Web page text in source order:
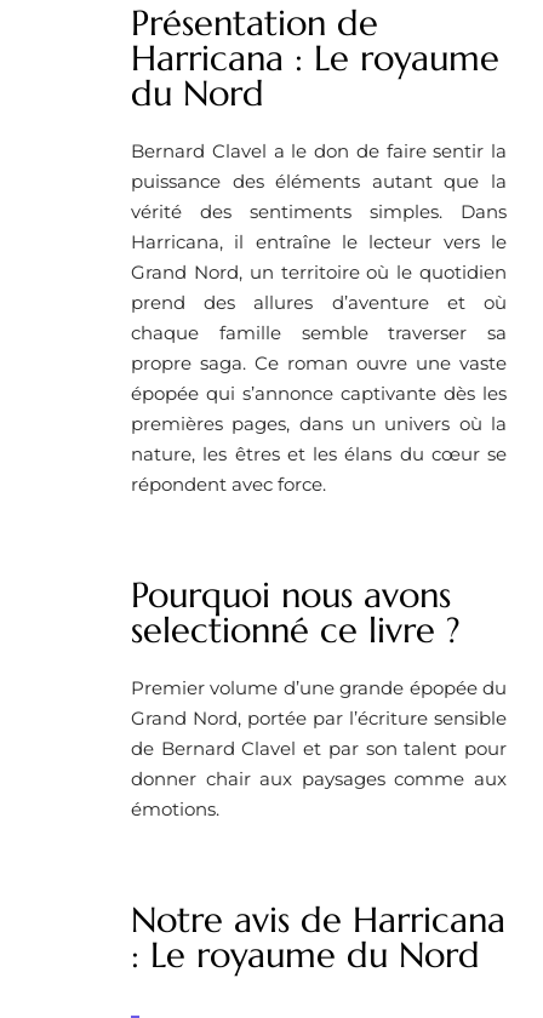
Présentation de
Harricana : Le royaume
du Nord
Bernard Clavel a le don de faire sentir la
puissance des éléments autant que la
vérité des sentiments simples. Dans
Harricana, il entraîne le lecteur vers le
Grand Nord, un territoire où le quotidien
prend des allures d’aventure et où
chaque famille semble traverser sa
propre saga. Ce roman ouvre une vaste
épopée qui s’annonce captivante dès les
premières pages, dans un univers où la
nature, les êtres et les élans du cœur se
répondent avec force.
Pourquoi nous avons
selectionné ce livre ? ​
Premier volume d’une grande épopée du
Grand Nord, portée par l’écriture sensible
de Bernard Clavel et par son talent pour
donner chair aux paysages comme aux
émotions.
Notre avis de Harricana
: Le royaume du Nord